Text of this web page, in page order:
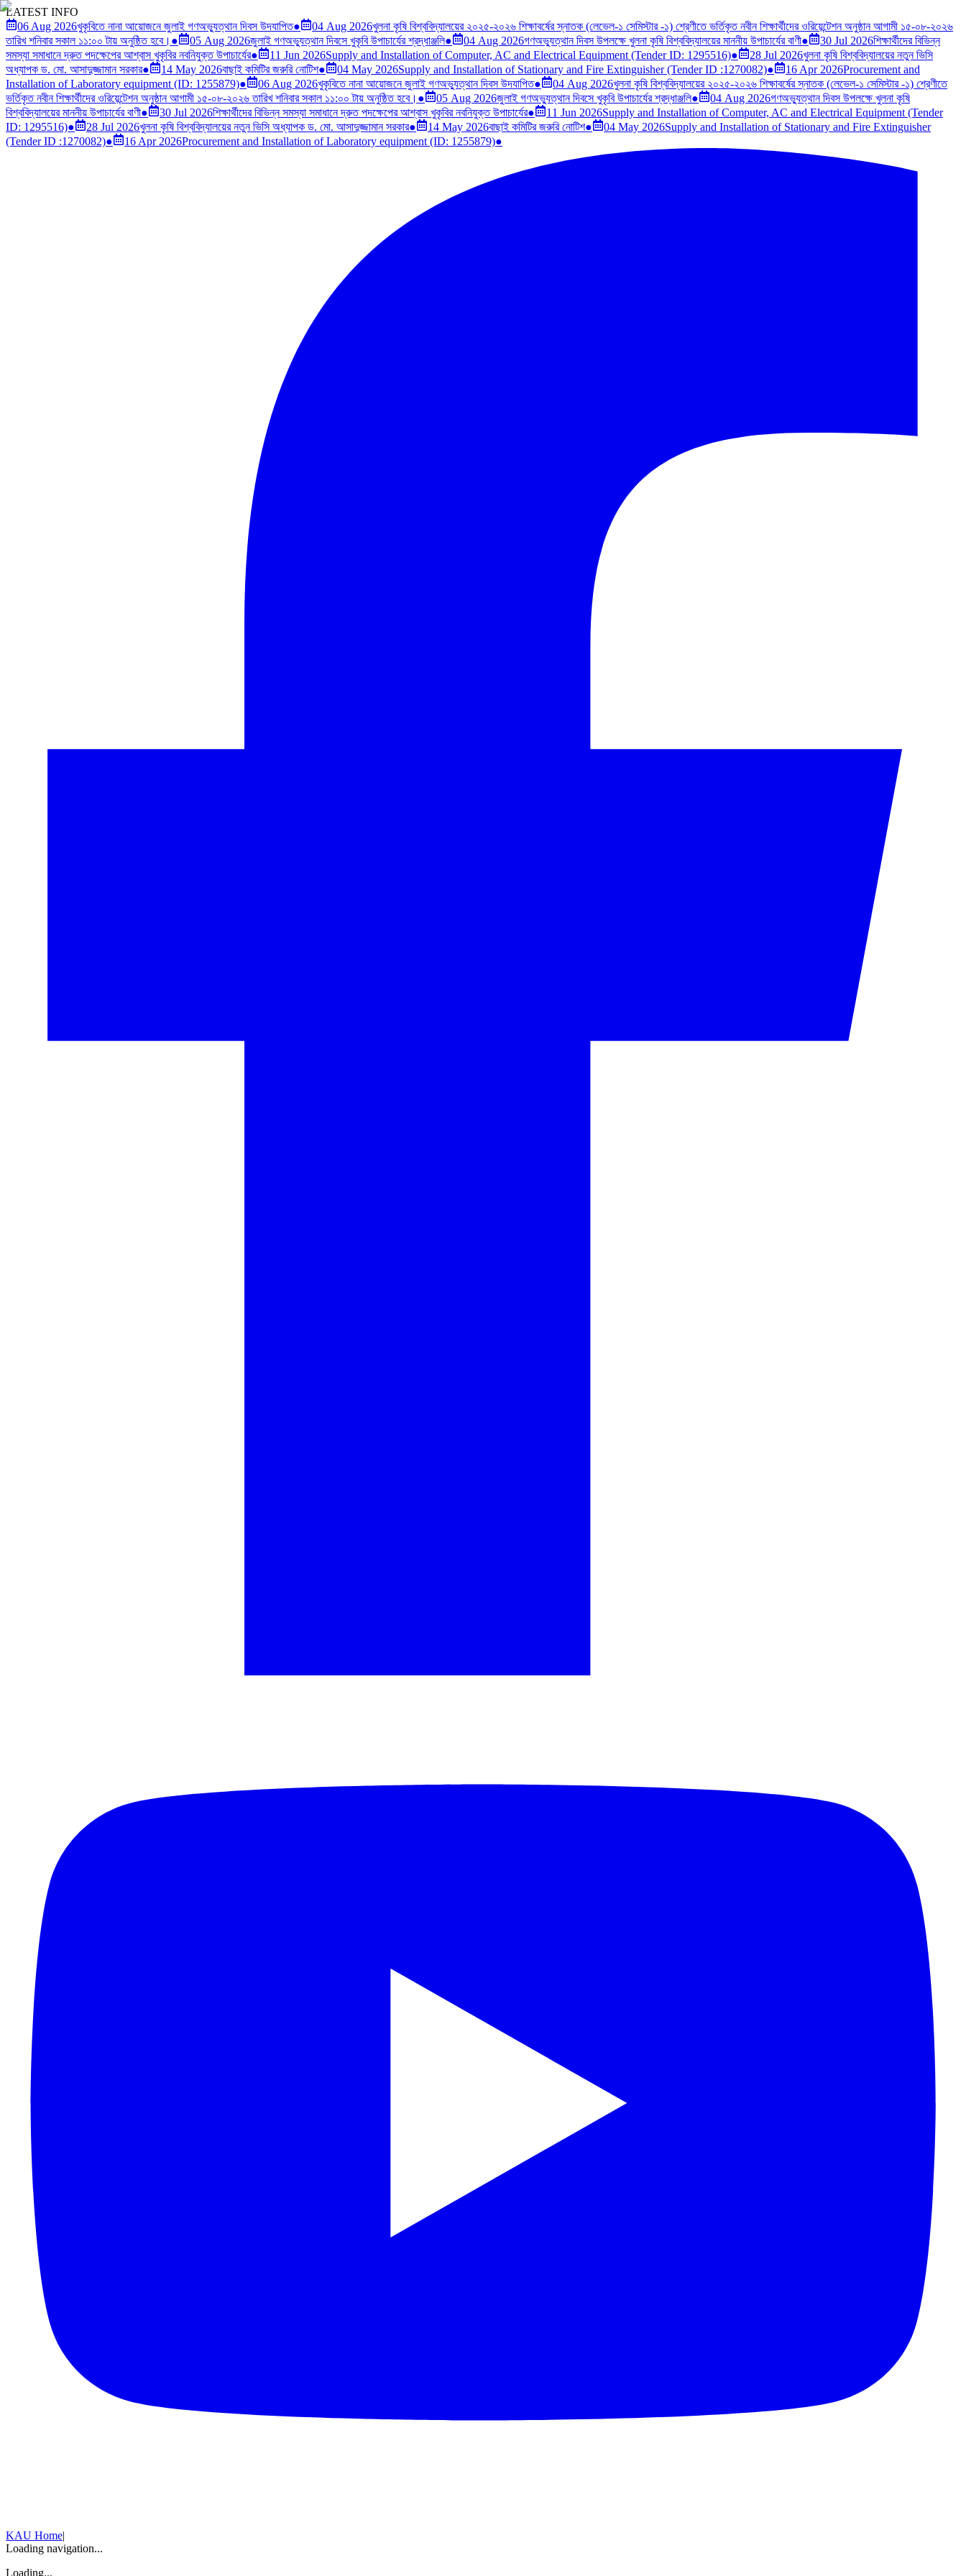
LATEST INFO
06 Aug 2026খুকৃবিতে নানা আয়োজনে জুলাই গণঅভ্যুত্থান দিবস উদযাপিত● 04 Aug 2026খুলনা কৃষি বিশ্ববিদ্যালয়ের ২০২৫-২০২৬ শিক্ষাবর্ষের স্নাতক (লেভেল-১ সেমিস্টার -১) শ্রেণীতে ভর্তিকৃত নবীন শিক্ষার্থীদের ওরিয়েন্টেশন অনুষ্ঠান আগামী ১৫-০৮-২০২৬
তারিখ শনিবার সকাল ১১:০০ টায় অনুষ্ঠিত হবে। ● 05 Aug 2026জুলাই গণঅভ্যুত্থান দিবসে খুকৃবি উপাচার্যের শ্রদ্ধাঞ্জলি● 04 Aug 2026গণঅভ্যুত্থান দিবস উপলক্ষে খুলনা কৃষি বিশ্ববিদ্যালয়ের মাননীয় উপাচার্যের বাণী● 30 Jul 2026শিক্ষার্থীদের বিভিন্ন
সমস্যা সমাধানে দ্রুত পদক্ষেপের আশ্বাস খুকৃবির নবনিযুক্ত উপাচার্যের● 11 Jun 2026Supply and Installation of Computer, AC and Electrical Equipment (Tender ID: 1295516)● 28 Jul 2026খুলনা কৃষি বিশ্ববিদ্যালয়ের নতুন ভিসি
অধ্যাপক ড. মো. আসাদুজ্জামান সরকার● 14 May 2026বাছাই কমিটির জরুরি নোটিশ● 04 May 2026Supply and Installation of Stationary and Fire Extinguisher (Tender ID :1270082)● 16 Apr 2026Procurement and
Installation of Laboratory equipment (ID: 1255879)● 06 Aug 2026খুকৃবিতে নানা আয়োজনে জুলাই গণঅভ্যুত্থান দিবস উদযাপিত● 04 Aug 2026খুলনা কৃষি বিশ্ববিদ্যালয়ের ২০২৫-২০২৬ শিক্ষাবর্ষের স্নাতক (লেভেল-১ সেমিস্টার -১) শ্রেণীতে
ভর্তিকৃত নবীন শিক্ষার্থীদের ওরিয়েন্টেশন অনুষ্ঠান আগামী ১৫-০৮-২০২৬ তারিখ শনিবার সকাল ১১:০০ টায় অনুষ্ঠিত হবে। ● 05 Aug 2026জুলাই গণঅভ্যুত্থান দিবসে খুকৃবি উপাচার্যের শ্রদ্ধাঞ্জলি● 04 Aug 2026গণঅভ্যুত্থান দিবস উপলক্ষে খুলনা কৃষি
বিশ্ববিদ্যালয়ের মাননীয় উপাচার্যের বাণী● 30 Jul 2026শিক্ষার্থীদের বিভিন্ন সমস্যা সমাধানে দ্রুত পদক্ষেপের আশ্বাস খুকৃবির নবনিযুক্ত উপাচার্যের● 11 Jun 2026Supply and Installation of Computer, AC and Electrical Equipment (Tender
ID: 1295516)● 28 Jul 2026খুলনা কৃষি বিশ্ববিদ্যালয়ের নতুন ভিসি অধ্যাপক ড. মো. আসাদুজ্জামান সরকার● 14 May 2026বাছাই কমিটির জরুরি নোটিশ● 04 May 2026Supply and Installation of Stationary and Fire Extinguisher
(Tender ID :1270082)● 16 Apr 2026Procurement and Installation of Laboratory equipment (ID: 1255879)●
KAU Home|
Loading navigation...
Loading...